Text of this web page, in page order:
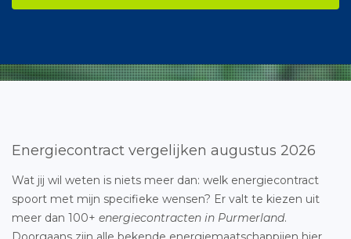
Energiecontract vergelijken augustus 2026
Wat jij wil weten is niets meer dan: welk energiecontract
spoort met mijn specifieke wensen? Er valt te kiezen uit
meer dan 100+ energiecontracten in Purmerland.